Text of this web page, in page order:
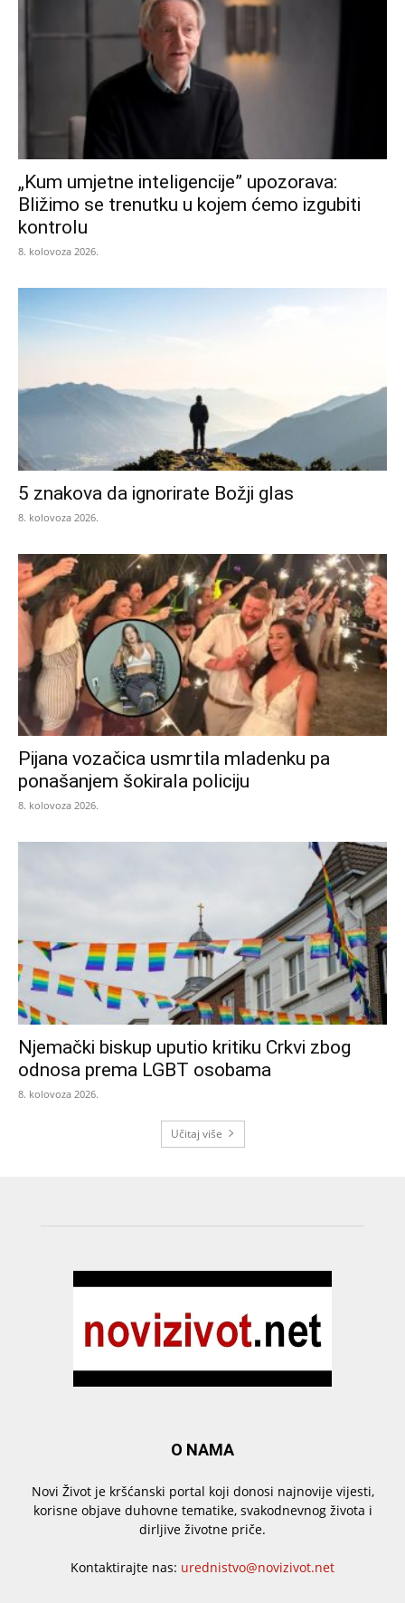
„Kum umjetne inteligencije” upozorava:
Bližimo se trenutku u kojem ćemo izgubiti
kontrolu
8. kolovoza 2026.
5 znakova da ignorirate Božji glas
8. kolovoza 2026.
Pijana vozačica usmrtila mladenku pa
ponašanjem šokirala policiju
8. kolovoza 2026.
Njemački biskup uputio kritiku Crkvi zbog
odnosa prema LGBT osobama
8. kolovoza 2026.
Učitaj više
O NAMA
Novi Život je kršćanski portal koji donosi najnovije vijesti,
korisne objave duhovne tematike, svakodnevnog života i
dirljive životne priče.
Kontaktirajte nas: urednistvo@novizivot.net